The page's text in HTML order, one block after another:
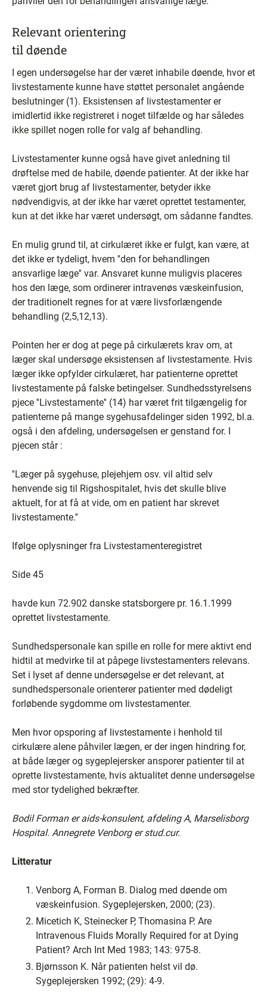
Relevant orientering
til døende
I egen undersøgelse har der været inhabile døende, hvor et
livstestamente kunne have støttet personalet angående
beslutninger (1). Eksistensen af livstestamenter er
imidlertid ikke registreret i noget tilfælde og har således
ikke spillet nogen rolle for valg af behandling.
Livstestamenter kunne også have givet anledning til
drøftelse med de habile, døende patienter. At der ikke har
været gjort brug af livstestamenter, betyder ikke
nødvendigvis, at der ikke har været oprettet testamenter,
kun at det ikke har været undersøgt, om sådanne fandtes.
En mulig grund til, at cirkulæret ikke er fulgt, kan være, at
det ikke er tydeligt, hvem ''den for behandlingen
ansvarlige læge'' var. Ansvaret kunne muligvis placeres
hos den læge, som ordinerer intravenøs væskeinfusion,
der traditionelt regnes for at være livsforlængende
behandling (2,5,12,13).
Pointen her er dog at pege på cirkulærets krav om, at
læger skal undersøge eksistensen af livstestamente. Hvis
læger ikke opfylder cirkulæret, har patienterne oprettet
livstestamente på falske betingelser. Sundhedsstyrelsens
pjece ''Livstestamente'' (14) har været frit tilgængelig for
patienterne på mange sygehusafdelinger siden 1992, bl.a.
også i den afdeling, undersøgelsen er genstand for. I
pjecen står :
''Læger på sygehuse, plejehjem osv. vil altid selv
henvende sig til Rigshospitalet, hvis det skulle blive
aktuelt, for at få at vide, om en patient har skrevet
livstestamente.''
Ifølge oplysninger fra Livstestamenteregistret
Side 45
havde kun 72.902 danske statsborgere pr. 16.1.1999
oprettet livstestamente.
Sundhedspersonale kan spille en rolle for mere aktivt end
hidtil at medvirke til at påpege livstestamenters relevans.
Set i lyset af denne undersøgelse er det relevant, at
sundhedspersonale orienterer patienter med dødeligt
forløbende sygdomme om livstestamenter.
Men hvor opsporing af livstestamente i henhold til
cirkulære alene påhviler lægen, er der ingen hindring for,
at både læger og sygeplejersker ansporer patienter til at
oprette livstestamente, hvis aktualitet denne undersøgelse
med stor tydelighed bekræfter.
Bodil Forman er aids-konsulent, afdeling A, Marselisborg
Hospital. Annegrete Venborg er stud.cur.
Litteratur
Venborg A, Forman B. Dialog med døende om
væskeinfusion. Sygeplejersken, 2000; (23).
Micetich K, Steinecker P, Thomasina P. Are
Intravenous Fluids Morally Required for at Dying
Patient? Arch Int Med 1983; 143: 975-8.
Bjørnsson K. Når patienten helst vil dø.
Sygeplejersken 1992; (29): 4-9.